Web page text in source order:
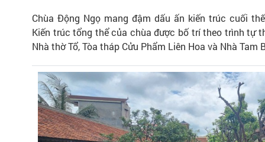
Chùa Động Ngọ mang đậm dấu ấn kiến trúc cuối
Kiến trúc tổng thể của chùa được bố trí theo trình tự
Nhà thờ Tổ, Tòa tháp Cửu Phẩm Liên Hoa và Nhà Tam